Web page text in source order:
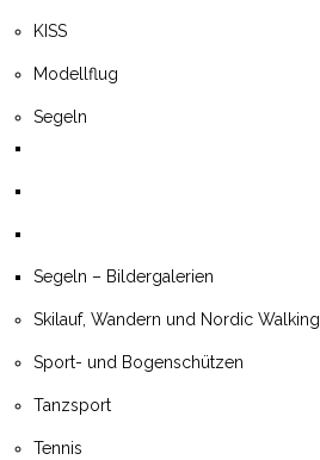
KISS
Modellflug
Segeln
Segeln – Bildergalerien
Skilauf, Wandern und Nordic Walking
Sport- und Bogenschützen
Tanzsport
Tennis